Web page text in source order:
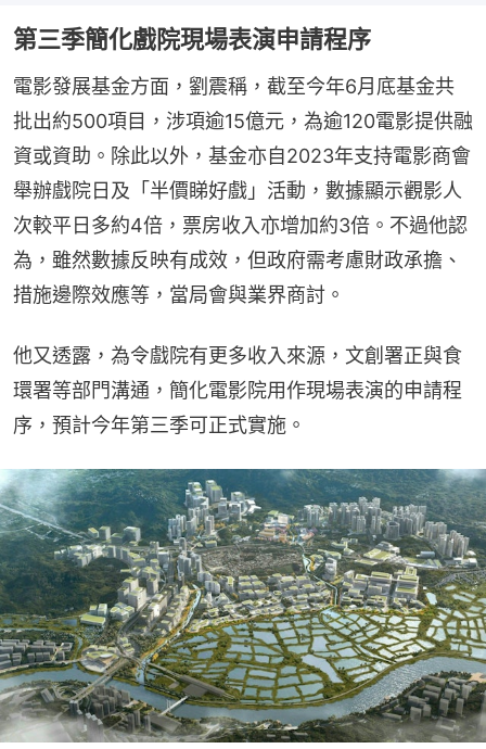
第三季簡化戲院現場表演申請程序
電影發展基金方面，劉震稱，截至今年6月底基金共
批出約500項目，涉項逾15億元，為逾120電影提供融
資或資助。除此以外，基金亦自2023年支持電影商會
舉辦戲院日及「半價睇好戲」活動，數據顯示觀影人
次較平日多約4倍，票房收入亦增加約3倍。不過他認
為，雖然數據反映有成效，但政府需考慮財政承擔、
措施邊際效應等，當局會與業界商討。
他又透露，為令戲院有更多收入來源，文創署正與食
環署等部門溝通，簡化電影院用作現場表演的申請程
序，預計今年第三季可正式實施。